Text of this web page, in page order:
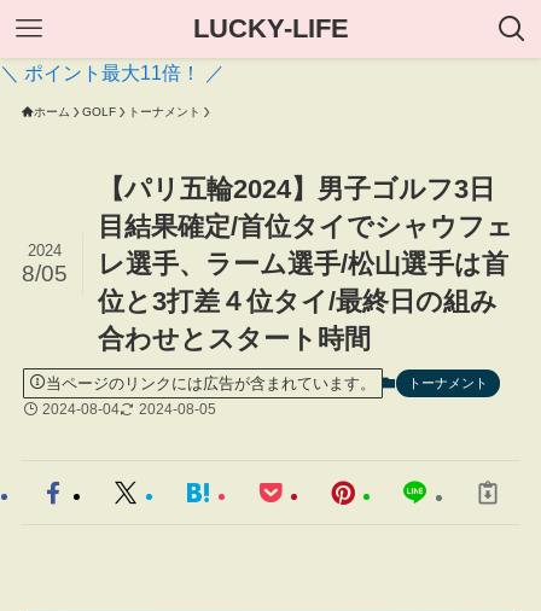
LUCKY-LIFE
＼ ポイント最大11倍！ ／
ホーム GOLF トーナメント
【パリ五輪2024】男子ゴルフ3日
目結果確定/首位タイでシャウフェ
レ選手、ラーム選手/松山選手は首
位と3打差４位タイ/最終日の組み
合わせとスタート時間
2024
8/05
当ページのリンクには広告が含まれています。 トーナメント
2024-08-04 2024-08-05